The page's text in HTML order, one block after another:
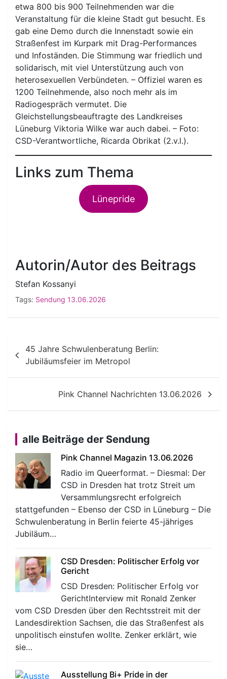
etwa 800 bis 900 Teilnehmenden war die
Veranstaltung für die kleine Stadt gut besucht. Es
gab eine Demo durch die Innenstadt sowie ein
Straßenfest im Kurpark mit Drag-Performances
und Infoständen. Die Stimmung war friedlich und
solidarisch, mit viel Unterstützung auch von
heterosexuellen Verbündeten. – Offiziel waren es
1200 Teilnehmende, also noch mehr als im
Radiogespräch vermutet. Die
Gleichstellungsbeauftragte des Landkreises
Lüneburg Viktoria Wilke war auch dabei. – Foto:
CSD-Verantwortliche, Ricarda Obrikat (2.v.l.).
Links zum Thema
Lünepride
Autorin/Autor des Beitrags
Stefan Kossanyi
Tags: Sendung 13.06.2026
Beitragsnavigation
45 Jahre Schwulenberatung Berlin:
Jubiläumsfeier im Metropol
Pink Channel Nachrichten 13.06.2026
alle Beiträge der Sendung
Pink Channel Magazin 13.06.2026
Radio im Queerformat. – Diesmal: Der
CSD in Dresden hat trotz Streit um
Versammlungsrecht erfolgreich
stattgefunden – Ebenso der CSD in Lüneburg – Die
Schwulenberatung in Berlin feierte 45-jähriges
Jubiläum…
CSD Dresden: Politischer Erfolg vor
Gericht
CSD Dresden: Politischer Erfolg vor
GerichtInterview mit Ronald Zenker
vom CSD Dresden über den Rechtsstreit mit der
Landesdirektion Sachsen, die das Straßenfest als
unpolitisch einstufen wollte. Zenker erklärt, wie
sie…
Ausstellung Bi+ Pride in der